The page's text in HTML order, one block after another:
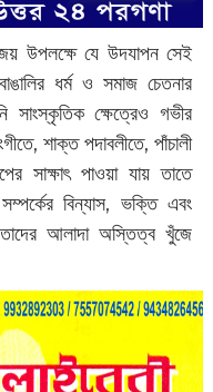
উপলক্ষে যে উদযাপন সেই
ধর্ম ও সমাজ চেতনার
সাংস্কৃতিক ক্ষেত্রেও গভীর
শাক্ত পদাবলীতে, পাঁচালী
সাক্ষাৎ পাওয়া যায় তাতে
সম্পর্কের বিন্যাস, ভক্তি এবং
আলাদা অস্তিত্ব খুঁজে